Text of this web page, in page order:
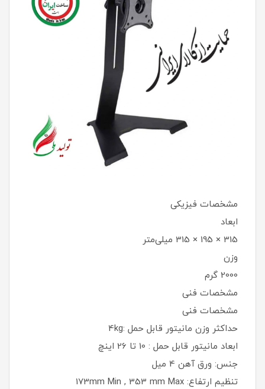
مشخصات فیزیکی
ابعاد
315 × 195 × 315 میلی‌متر
وزن
2000 گرم
مشخصات فنی
مشخصات فنی
حداکثر وزن مانیتور قابل حمل :4kg
ابعاد مانیتور قابل حمل : 10 تا 26 اینچ
جنس: ورق آهن 4 میل
تنظیم ارتفاع: 173mm Min , 353 mm Max